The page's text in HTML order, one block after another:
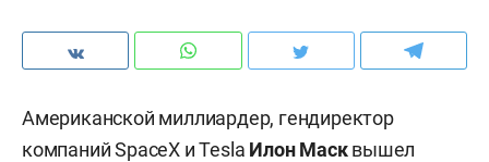
Американской миллиардер, гендиректор
компаний SpaceX и Tesla Илон Масквышел